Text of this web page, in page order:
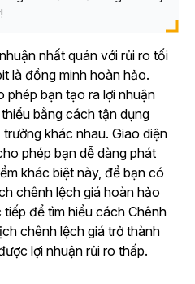
nhất quán với rủi ro tối
là đồng minh hoàn hảo.
phép bạn tạo ra lợi nhuận
bằng cách tận dụng
khác nhau. Giao diện
phép bạn dễ dàng phát
khác biệt này, để bạn có
chênh lệch giá hoàn hảo
để tìm hiểu cách Chênh
chênh lệch giá trở thành
lợi nhuận rủi ro thấp.